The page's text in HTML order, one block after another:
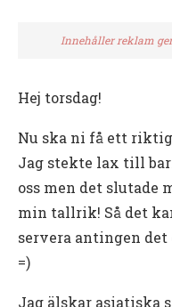
Innehåller reklam
Hej torsdag!
Nu ska ni få ett
Jag stekte lax till
oss men det slutade
min tallrik! Så det
servera antingen det
=)
Jag älskar asiatiska